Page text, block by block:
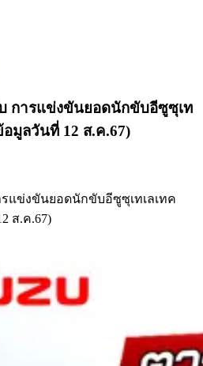
การแข่งขันยอดนักขับอีซูซุเท
อมูลวันที่ 12 ส.ค.67)
แข่งขันยอดนักขับอีซูซุเทเลเทค
ส.ค.67)